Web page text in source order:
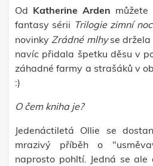
Od Katherine Arden
fantasy sérii Trilogie zimní
novinkyZrádné mlhyse držela
navíc přidala špetku děsu v
záhadné farmy a strašáků v
:)
O čem kniha je?
Jedenáctiletá Ollie se
mrazivý příběh o
naprosto pohltí. Jedná se ale